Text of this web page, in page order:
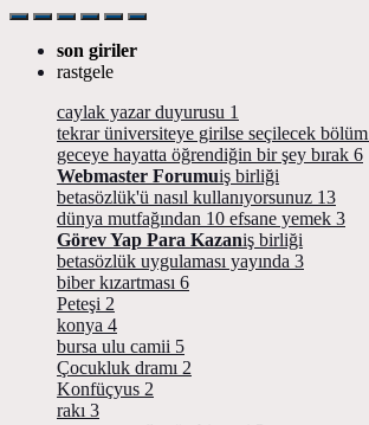
son giriler
rastgele
caylak yazar duyurusu 1
tekrar üniversiteye girilse seçilecek bölüm
geceye hayatta öğrendiğin bir şey bırak 6
Webmaster Forumuiş birliği
betasözlük'ü nasıl kullanıyorsunuz 13
dünya mutfağından 10 efsane yemek 3
Görev Yap Para Kazaniş birliği
betasözlük uygulaması yayında 3
biber kızartması 6
Peteşi 2
konya 4
bursa ulu camii 5
Çocukluk dramı 2
Konfüçyus 2
rakı 3